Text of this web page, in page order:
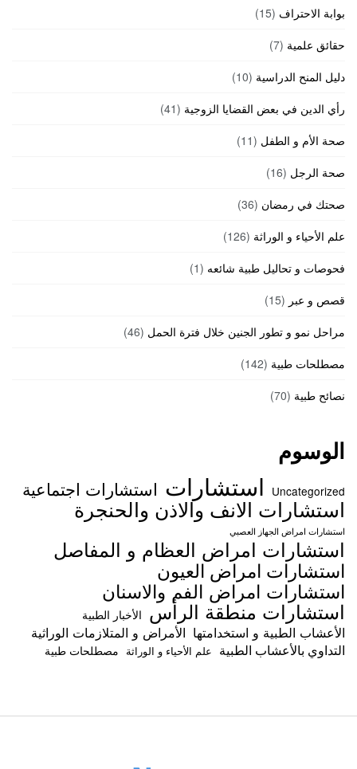
بوابة الاحتراف (15)
حقائق علمية (7)
دليل المنح الدراسية (10)
رأي الدين في بعض القضايا الزوجية (41)
صحة الأم و الطفل (11)
صحة الرجل (16)
صحتك في رمضان (36)
علم الأحياء و الوراثة (126)
فحوصات و تحاليل طبية شائعه (1)
قصص و عبر (15)
مراحل نمو و تطور الجنين خلال فترة الحمل (46)
مصطلحات طبية (142)
نصائح طبية (70)
الوسوم
Uncategorized استشارات استشارات اجتماعية
استشارات الانف والاذن والحنجرة
استشارات امراض الجهاز العصبي
استشارات امراض العظام و المفاصل
استشارات امراض العيون
استشارات امراض الفم والاسنان
استشارات منطقة الرأس الأخبار الطبية
الأعشاب الطبية و استخدامتها الأمراض و المتلازمات الوراثية
التداوي بالأعشاب الطبية علم الأحياء و الوراثة مصطلحات طبية